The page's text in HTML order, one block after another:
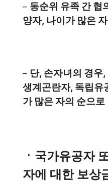
– 동순위 유족 간 협
양자, 나이가 많은
– 단, 손자녀의 경우
생계곤란자, 독립유
가 많은 자의 순으로
ㆍ국가유공자
자에 대한 보상